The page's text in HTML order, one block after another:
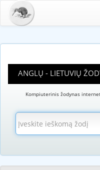
ANGLŲ - LIETUVIŲ
Kompiuterinis žodynas